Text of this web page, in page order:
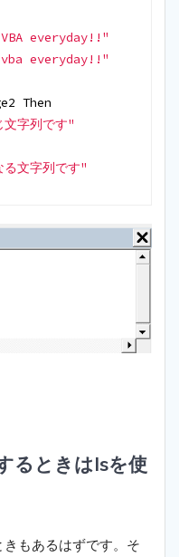
everyday!!"
everyday!!"
Then
文字列です"
る文字列です"
るときはIsを使
もあるはずです。そ